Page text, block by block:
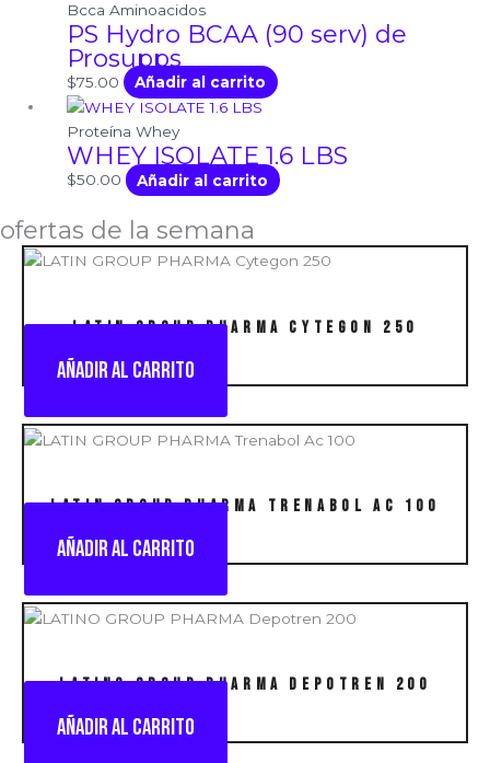
Bcca Aminoacidos
PS Hydro BCAA (90 serv) de
Prosupps
$75.00 Añadir al carrito
Proteína Whey
WHEY ISOLATE 1.6 LBS
$50.00 Añadir al carrito
ofertas de la semana
LATIN GROUP PHARMA Cytegon 250
Añadir al carrito
LATIN GROUP PHARMA Trenabol Ac 100
Añadir al carrito
LATINO GROUP PHARMA Depotren 200
Añadir al carrito